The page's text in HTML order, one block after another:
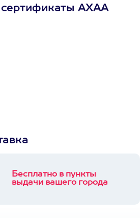
АХАА
Бесплатно в пункты
выдачи вашего города